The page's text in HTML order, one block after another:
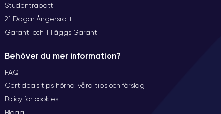
Studentrabatt
21 Dagar Ångersrätt
Garanti och Tilläggs Garanti
Behöver du mer information?
FAQ
Certideals tips hörna: våra tips och förslag
Policy för cookies
Blogg